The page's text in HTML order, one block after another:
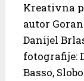
Kreativna
autor
Danijel
fotografije:
Basso,